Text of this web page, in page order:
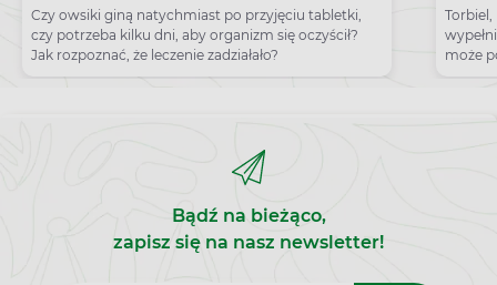
Czy owsiki giną natychmiast po przyjęciu tabletki,
czy potrzeba kilku dni, aby organizm się oczyścił?
Jak rozpoznać, że leczenie zadziałało?
być
może
Bądź na bieżąco,
zapisz się na nasz newsletter!